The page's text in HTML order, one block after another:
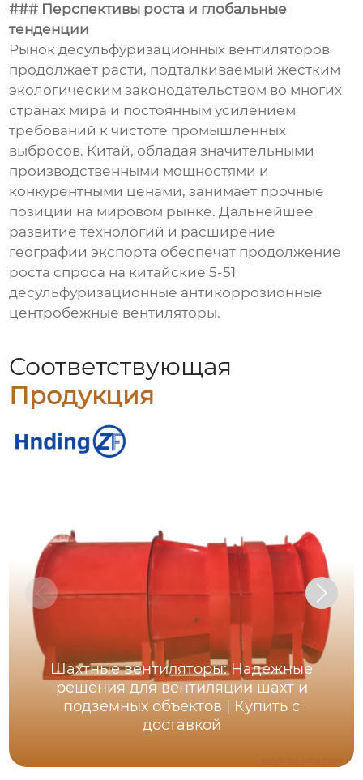
### Перспективы роста и глобальные
тенденции
Рынок десульфуризационных вентиляторов
продолжает расти, подталкиваемый жестким
экологическим законодательством во многих
странах мира и постоянным усилением
требований к чистоте промышленных
выбросов. Китай, обладая значительными
производственными мощностями и
конкурентными ценами, занимает прочные
позиции на мировом рынке. Дальнейшее
развитие технологий и расширение
географии экспорта обеспечат продолжение
роста спроса на китайские 5-51
десульфуризационные антикоррозионные
центробежные вентиляторы.
Соответствующая
Продукция
Шахтные вентиляторы: Надежные
решения для вентиляции шахт и
подземных объектов | Купить с
доставкой